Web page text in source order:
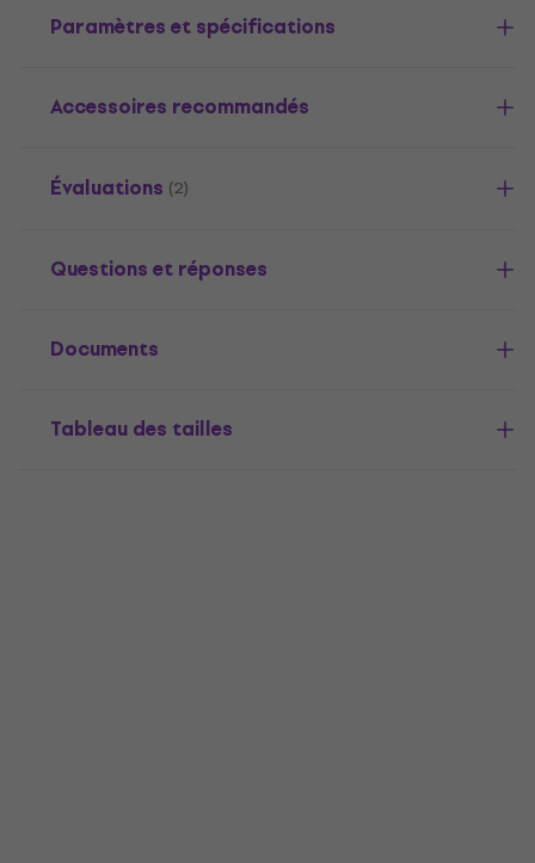
Paramètres et spécifications
Accessoires recommandés
Évaluations (2)
Questions et réponses
Documents
Tableau des tailles